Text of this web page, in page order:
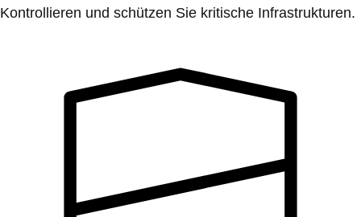
Kontrollieren und schützen Sie kritische Infrastrukturen.